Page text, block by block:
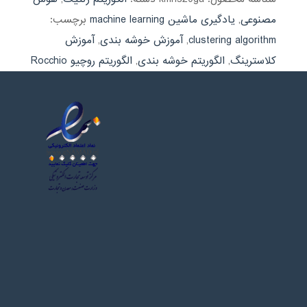
مصنوعی, یادگیری ماشین machine learning
برچسب:
clustering algorithm
,آموزش خوشه بندی,آموزش
کلاسترینگ, الگوریتم خوشه بندی, الگوریتم روچیو Rocchio